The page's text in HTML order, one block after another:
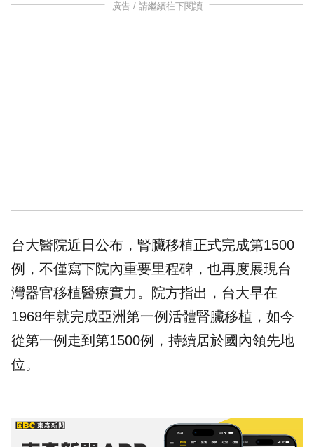
廣告 / 請繼續往下閱讀
台大醫院近日公布，腎臟移植正式完成第1500
例，不僅寫下院內重要里程碑，也再度展現台
灣器官移植醫療實力。院方指出，台大早在
1968年就完成亞洲第一例活體腎臟移植，如今
從第一例走到第1500例，持續居於國內領先地
位。